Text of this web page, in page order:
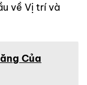
về Vị trí và
Của